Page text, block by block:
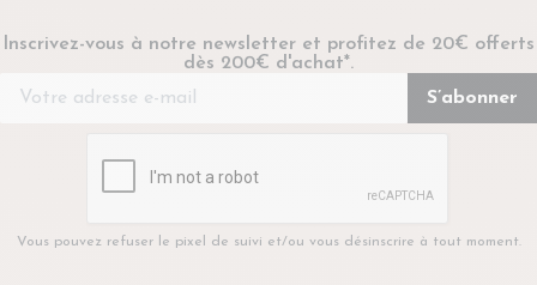
Inscrivez-vous à notre newsletter et profitez de 20€ offerts
dès 200€ d'achat*.
Vous pouvez refuser le pixel de suivi et/ou vous désinscrire à tout moment.